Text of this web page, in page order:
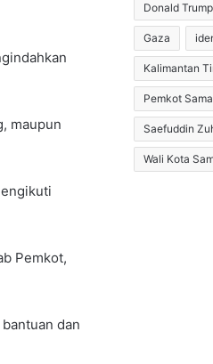
maupun
Pemkot,
dan
Donald Trump
Gaza
Kalimantan
Pemkot
Saefuddin
Wali Kota